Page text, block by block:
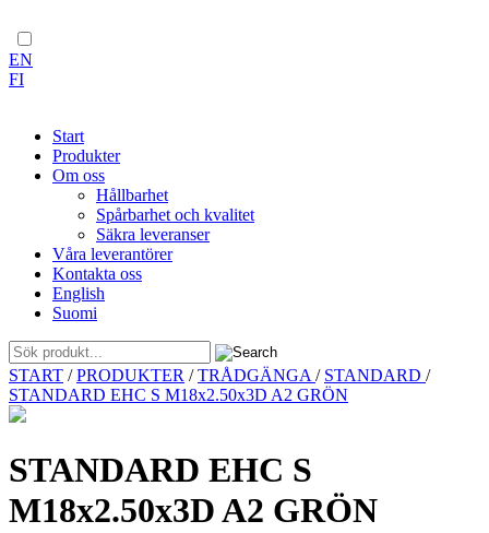
EN
FI
Start
Produkter
Om oss
Hållbarhet
Spårbarhet och kvalitet
Säkra leveranser
Våra leverantörer
Kontakta oss
English
Suomi
Skip
to
content
START /PRODUKTER /TRÅDGÄNGA / STANDARD /
STANDARD EHC S M18x2.50x3D A2 GRÖN
STANDARD EHC S
M18x2.50x3D A2 GRÖN